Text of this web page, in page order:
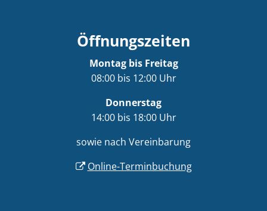
Öffnungszeiten
Montag bis Freitag
08:00 bis 12:00 Uhr
Donnerstag
14:00 bis 18:00 Uhr
sowie nach Vereinbarung
Online-Terminbuchung